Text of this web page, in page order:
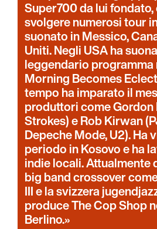
Super700 da lui fondato,
svolgere numerosi tour
suonato in Messico,
Uniti. Negli USA ha
leggendario
Morning Becomes
tempo ha imparato il
produttori come Gordon
Strokes) e Rob Kirwan
Depeche Mode, U2). Ha
periodo in Kosovo e ha
indie locali. Attualmente
big band crossover
III e la svizzera
produce The Cop Shop
Berlino.